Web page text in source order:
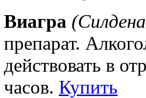
Виагра
препарат.
действовать в
часов. Купить